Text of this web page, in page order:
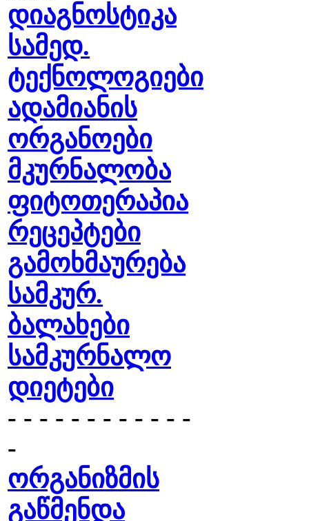
დიაგნოსტიკა
სამედ.
ტექნოლოგიები
ადამიანის
ორგანოები
მკურნალობა
ფიტოთერაპია
რეცეპტები
გამოხმაურება
სამკურ.
ბალახები
სამკურნალო
დიეტები
- - - - - - - - - - - -
-
ორგანიზმის
გაწმენდა